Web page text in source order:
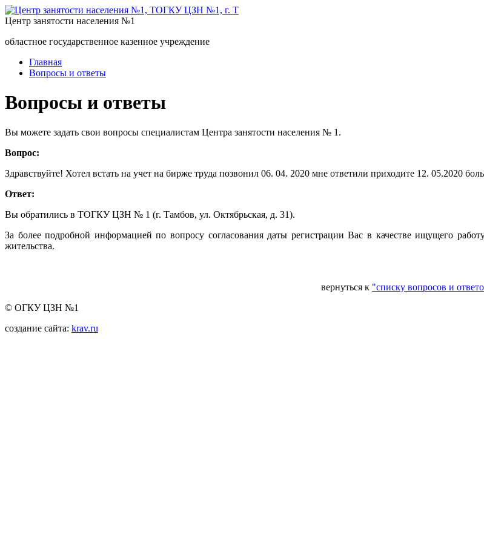
Центр занятости населения №1
областное государственное казенное учреждение
Главная
Вопросы и ответы
Вопросы и ответы
Вы можете задать свои вопросы специалистам Центра занятости населения № 1.
Вопрос:
Здравствуйте! Хотел встать на учет на бирже труда позвонил 06. 04. 2020 мне ответили приходите 12. 05.2020
Ответ:
Вы обратились в ТОГКУ ЦЗН № 1 (г. Тамбов, ул. Октябрьская, д. 31).
За более подробной информацией по вопросу согласования даты регистрации Вас в качестве ищущего
жительства.
вернуться к "списку вопросов и
© ОГКУ ЦЗН №1
создание сайта: krav.ru